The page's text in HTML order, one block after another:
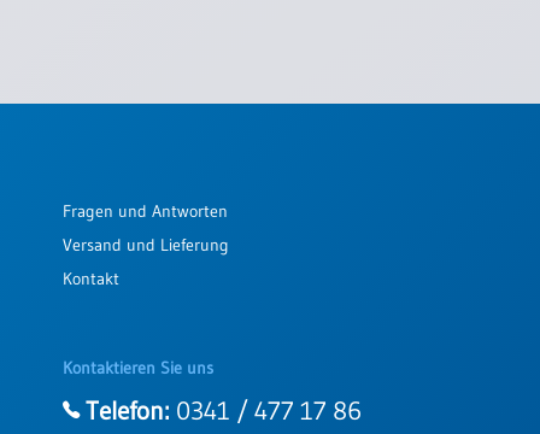
Fragen und Antworten
Versand und Lieferung
Kontakt
Kontaktieren Sie uns
Telefon: 0341 / 477 17 86